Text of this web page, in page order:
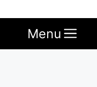
Menu